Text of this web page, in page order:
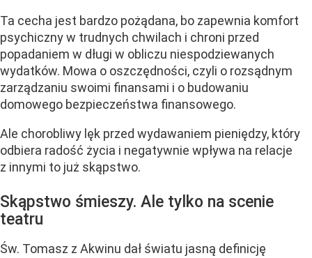
Ta cecha jest bardzo pożądana, bo zapewnia komfort
psychiczny w trudnych chwilach i chroni przed
popadaniem w długi w obliczu niespodziewanych
wydatków. Mowa o oszczędności, czyli o rozsądnym
zarządzaniu swoimi finansami i o budowaniu
domowego bezpieczeństwa finansowego.
Ale chorobliwy lęk przed wydawaniem pieniędzy, który
odbiera radość życia i negatywnie wpływa na relacje
z innymi to już skąpstwo.
Skąpstwo śmieszy. Ale tylko na scenie
teatru
Św. Tomasz z Akwinu dał światu jasną definicję